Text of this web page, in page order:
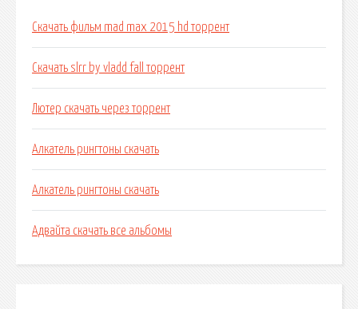
Скачать фильм mad max 2015 hd торрент
Скачать slrr by vladd fall торрент
Лютер скачать через торрент
Алкатель рингтоны скачать
Алкатель рингтоны скачать
Адвайта скачать все альбомы